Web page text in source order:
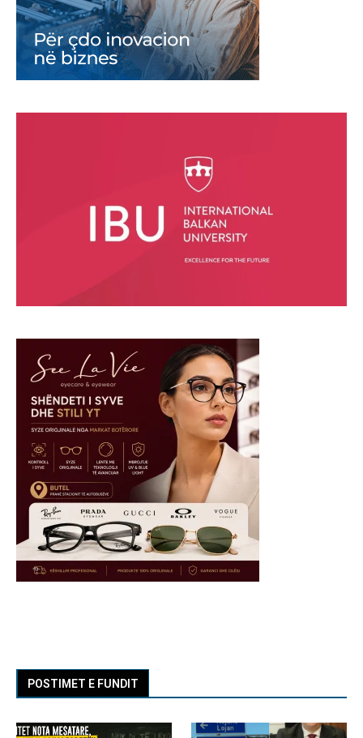
POSTIMET E FUNDIT